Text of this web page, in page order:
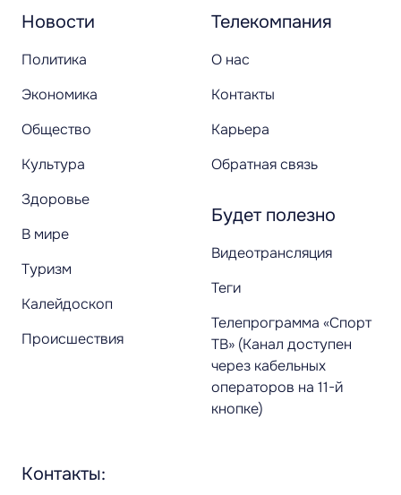
Новости
Политика
Экономика
Общество
Культура
Здоровье
В мире
Туризм
Калейдоскоп
Происшествия
Телекомпания
О нас
Контакты
Карьера
Обратная связь
Будет полезно
Видеотрансляция
Теги
Телепрограмма «Спорт
ТВ» (Канал доступен
через кабельных
операторов на 11-й
кнопке)
Контакты: